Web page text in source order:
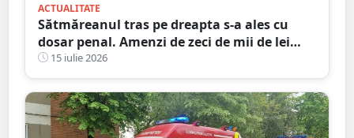
ACTUALITATE
Sătmăreanul tras pe dreapta s-a ales cu
dosar penal. Amenzi de zeci de mii de lei
date ieri de polițiști
15 iulie 2026